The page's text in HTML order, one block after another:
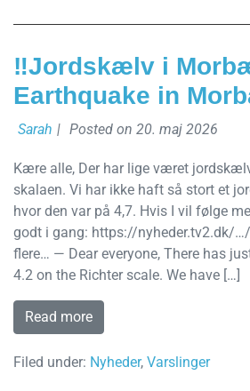
‼️Jordskælv i
Earthquake in
Sarah | Posted on 20. maj 2026
Kære alle, Der har lige været
skalaen. Vi har ikke haft så stort et
hvor den var på 4,7. Hvis I vil følge
godt i gang: https://nyheder.tv2.dk/
flere… — Dear everyone, There has
4.2 on the Richter scale. We have […]
Read more
Filed under: Nyheder, Varslinger